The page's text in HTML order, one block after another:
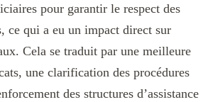
pour garantir le respect des
ce qui a eu un impact direct sur
Cela se traduit par une meilleure
une clarification des procédures
des structures d’assistance